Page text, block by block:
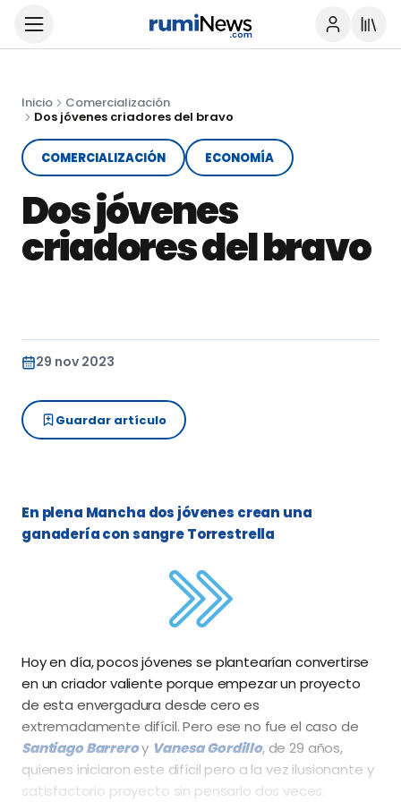
Inicio
Comercialización
Dos jóvenes criadores del bravo
COMERCIALIZACIÓN ECONOMÍA
Dos jóvenes
criadores del bravo
29 nov 2023
Guardar artículo
En plena Mancha dos jóvenes crean una
ganadería con sangre Torrestrella
Hoyen día, pocos jóvenes se plantearían convertirse
en uncriadorvaliente porque empezarun proyecto
de esta envergadura desdeceroes
extremadamente difícil.Pero ese no fue el caso de
SantiagoBarreroy Vanesa Gordillo, de 29 años,
quienes iniciaron este difícil pero a la vez ilusionante y
satisfactorio proyecto sin pensarlo dos veces.